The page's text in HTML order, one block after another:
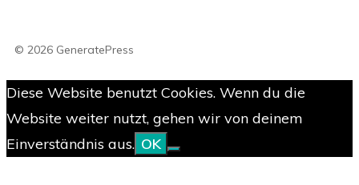
© 2026 GeneratePress
Diese Website benutzt Cookies. Wenn du die
Website weiter nutzt, gehen wir von deinem
Einverständnis aus. OK